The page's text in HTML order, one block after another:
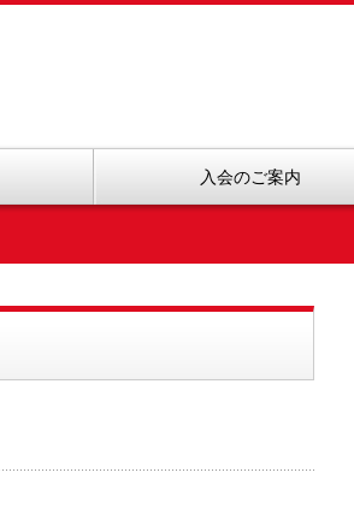
入会のご案内